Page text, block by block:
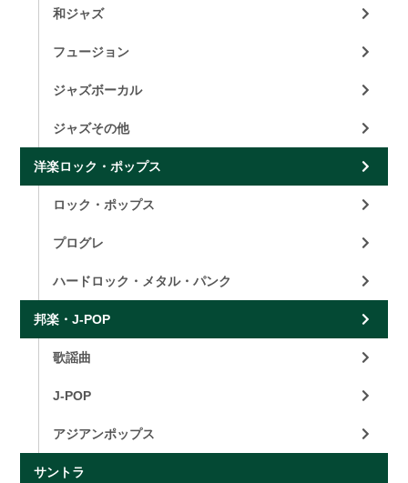
和ジャズ
フュージョン
ジャズボーカル
ジャズその他
洋楽ロック・ポップス
ロック・ポップス
プログレ
ハードロック・メタル・パンク
邦楽・J-POP
歌謡曲
J-POP
アジアンポップス
サントラ